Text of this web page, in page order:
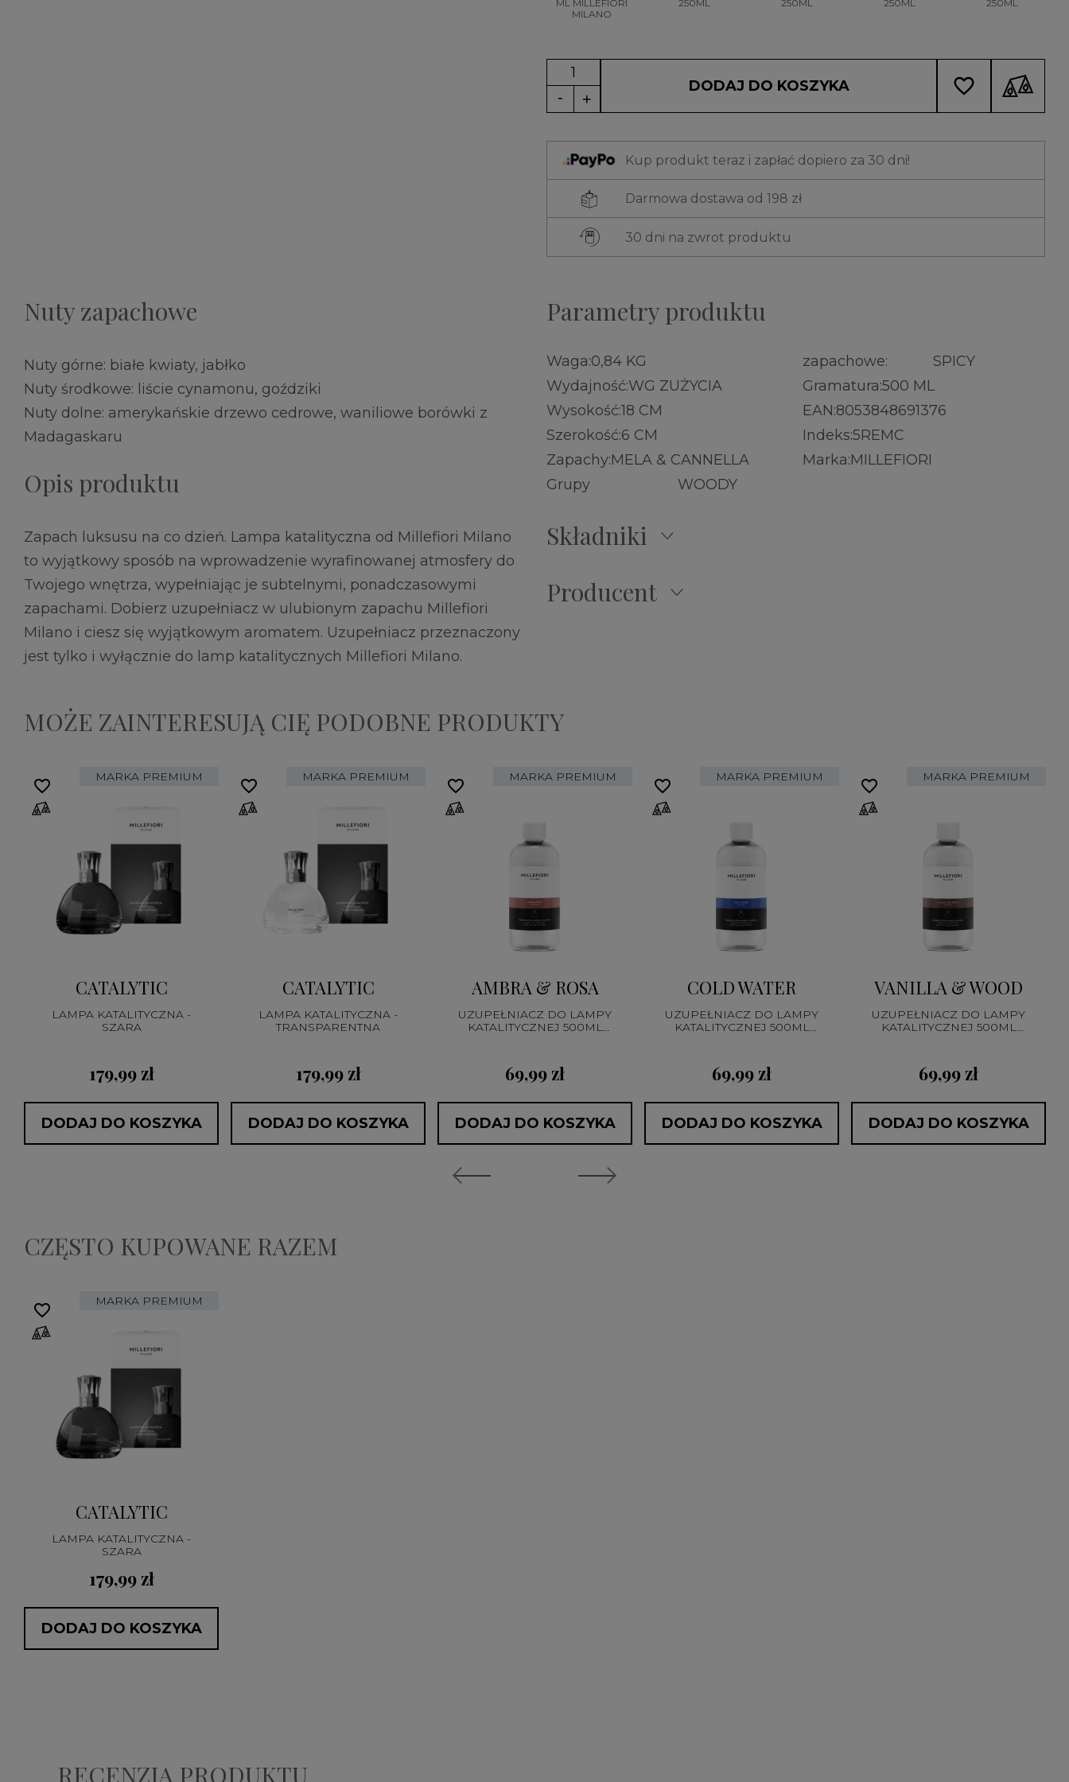
ML MILLEFIORI
MILANO
250ML 250ML 250ML 250ML
DODAJ DO KOSZYKA favorite_border
Kup produkt teraz i zapłać dopiero za 30 dni!
Darmowa dostawa od 198 zł
30 dni na zwrot produktu
Nuty zapachowe
Nuty górne: białe kwiaty, jabłko
Nuty środkowe: liście cynamonu, goździki
Nuty dolne: amerykańskie drzewo cedrowe, waniliowe borówki z
Madagaskaru
Opis produktu
Zapach luksusu na co dzień. Lampa katalityczna od Millefiori Milano
to wyjątkowy sposób na wprowadzenie wyrafinowanej atmosfery do
Twojego wnętrza, wypełniając je subtelnymi, ponadczasowymi
zapachami. Dobierz uzupełniacz w ulubionym zapachu Millefiori
Milano i ciesz się wyjątkowym aromatem. Uzupełniacz przeznaczony
jest tylko i wyłącznie do lamp katalitycznych Millefiori Milano.
Parametry produktu
Waga:0,84 KG
Wydajność:WG ZUŻYCIA
Wysokość:18 CM
Szerokość:6 CM
Zapachy:MELA & CANNELLA
Grupy
zapachowe:
WOODY
SPICY
Gramatura:500 ML
EAN:8053848691376
Indeks:5REMC
Marka:MILLEFIORI
Składniki
Producent
MOŻE ZAINTERESUJĄ CIĘ PODOBNE PRODUKTY
MARKA PREMIUM
CATALYTIC
LAMPA KATALITYCZNA -
SZARA
179,99 zł
DODAJ DO KOSZYKA
favorite_border MARKA PREMIUM
CATALYTIC
LAMPA KATALITYCZNA -
TRANSPARENTNA
179,99 zł
DODAJ DO KOSZYKA
favorite_border MARKA PREMIUM
AMBRA & ROSA
UZUPEŁNIACZ DO LAMPY
KATALITYCZNEJ 500ML
69,99 zł
DODAJ DO KOSZYKA
favorite_border MARKA PREMIUM
COLD WATER
UZUPEŁNIACZ DO LAMPY
KATALITYCZNEJ 500ML
69,99 zł
DODAJ DO KOSZYKA
favorite_border MARKA PREMIUM
VANILLA & WOOD
UZUPEŁNIACZ DO LAMPY
KATALITYCZNEJ 500ML
69,99 zł
DODAJ DO KOSZYKA
favorite_border
CZĘSTO KUPOWANE RAZEM
MARKA PREMIUM
CATALYTIC
LAMPA KATALITYCZNA -
SZARA
179,99 zł
DODAJ DO KOSZYKA
favorite_border
RECENZJA PRODUKTU